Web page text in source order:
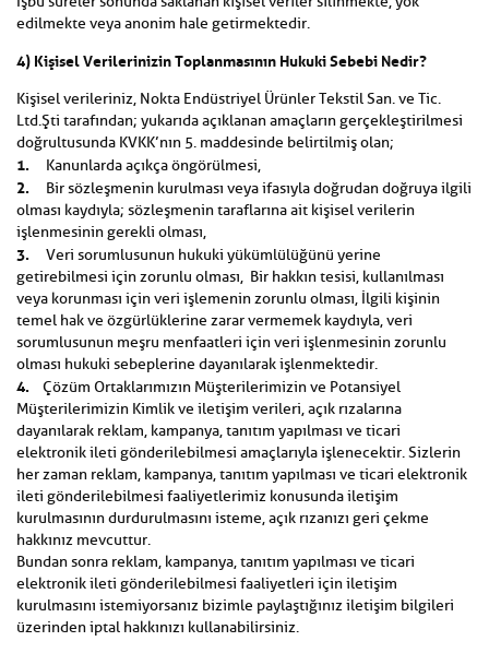
edilmekte veya anonim hale getirmektedir.
4) Kişisel Verilerinizin Toplanmasının Hukuki Sebebi Nedir?
Kişisel verileriniz, Nokta Endüstriyel Ürünler Tekstil San. ve Tic.
Ltd.Şti tarafından; yukarıda açıklanan amaçların gerçekleştirilmesi
doğrultusunda KVKK’nın 5. maddesinde belirtilmiş olan;
1. Kanunlarda açıkça öngörülmesi,
2. Bir sözleşmenin kurulması veya ifasıyla doğrudan doğruya ilgili
olması kaydıyla; sözleşmenin taraflarına ait kişisel verilerin
işlenmesinin gerekli olması,
3. Veri sorumlusunun hukuki yükümlülüğünü yerine
getirebilmesi için zorunlu olması, Bir hakkın tesisi, kullanılması
veya korunması için veri işlemenin zorunlu olması, İlgili kişinin
temel hak ve özgürlüklerine zarar vermemek kaydıyla, veri
sorumlusunun meşru menfaatleri için veri işlenmesinin zorunlu
olması hukuki sebeplerine dayanılarak işlenmektedir.
4. Çözüm Ortaklarımızın Müşterilerimizin ve Potansiyel
Müşterilerimizin Kimlik ve iletişim verileri, açık rızalarına
dayanılarak reklam, kampanya, tanıtım yapılması ve ticari
elektronik ileti gönderilebilmesi amaçlarıyla işlenecektir. Sizlerin
her zaman reklam, kampanya, tanıtım yapılması ve ticari elektronik
ileti gönderilebilmesi faaliyetlerimiz konusunda iletişim
kurulmasının durdurulmasını isteme, açık rızanızı geri çekme
hakkınız mevcuttur.
Bundan sonra reklam, kampanya, tanıtım yapılması ve ticari
elektronik ileti gönderilebilmesi faaliyetleri için iletişim
kurulmasını istemiyorsanız bizimle paylaştığınız iletişim bilgileri
üzerinden iptal hakkınızı kullanabilirsiniz.